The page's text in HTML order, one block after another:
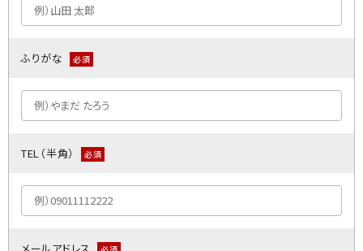
ふりがな 必須
TEL（半角） 必須